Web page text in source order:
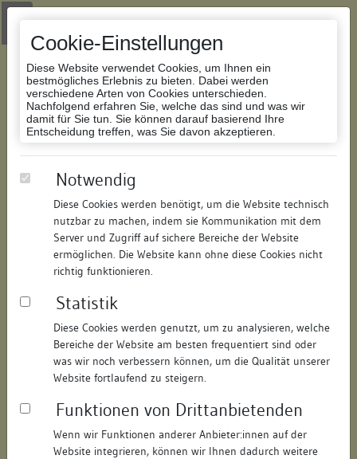
Cookie-Einstellungen
Diese Website verwendet Cookies, um Ihnen ein
bestmögliches Erlebnis zu bieten. Dabei werden
verschiedene Arten von Cookies unterschieden.
Nachfolgend erfahren Sie, welche das sind und was wir
damit für Sie tun. Sie können darauf basierend Ihre
Entscheidung treffen, was Sie davon akzeptieren.
Notwendig
Diese Cookies werden benötigt, um die Website technisch
nutzbar zu machen, indem sie Kommunikation mit dem
Server und Zugriff auf sichere Bereiche der Website
ermöglichen. Die Website kann ohne diese Cookies nicht
richtig funktionieren.
Statistik
Diese Cookies werden genutzt, um zu analysieren, welche
Bereiche der Website am besten frequentiert sind oder
was wir noch verbessern können, um die Qualität unserer
Website fortlaufend zu steigern.
Funktionen von Drittanbietenden
Wenn wir Funktionen anderer Anbieter:innen auf der
Website integrieren, können wir Ihnen dadurch weitere
Zur Navigation springen
Zum Inhalt der Website springen
Datenbank Bauforschung/Restaurierung
193811367010/Datum:04.05.2016
Datenbestand:
Bauforschung und Restaurierung
Als PDF herunterladen:
Objektdaten
Straße: Vorstadt
Hausnummer: 73
Postleitzahl: 74354
Stadt-Teilort: Besigheim